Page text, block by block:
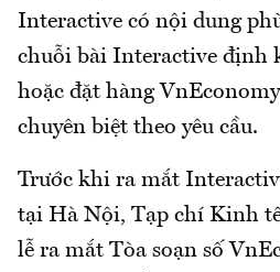
Interactive có nội dung
chuỗi bài Interactive định
hoặc đặt hàng
chuyên biệt theo yêu cầu.
Trước khi ra mắt
tại Hà Nội, Tạp chí Kinh
lễ ra mắt Tòa soạn số